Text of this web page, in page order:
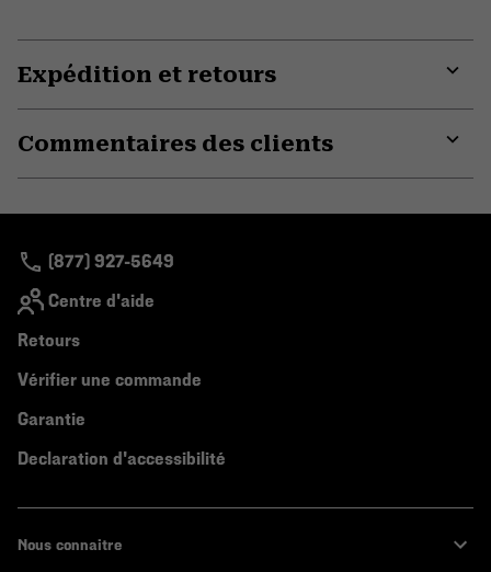
Expédition et retours
Commentaires des clients
(877) 927-5649
Centre d'aide
Retours
Vérifier une commande
Garantie
Declaration d'accessibilité
Nous connaitre